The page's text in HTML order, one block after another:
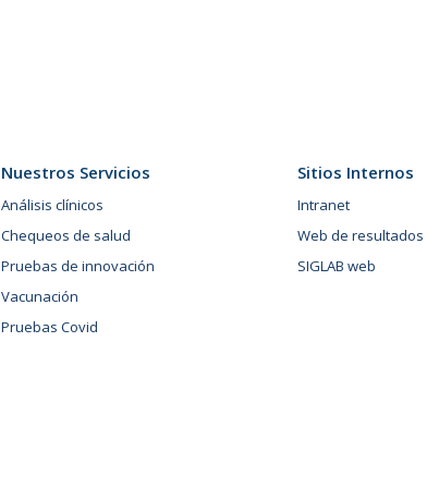
Nuestros Servicios
Análisis clínicos
Chequeos de salud
Pruebas de innovación
Vacunación
Pruebas Covid
Sitios Internos
Intranet
Web de resultados
SIGLAB web